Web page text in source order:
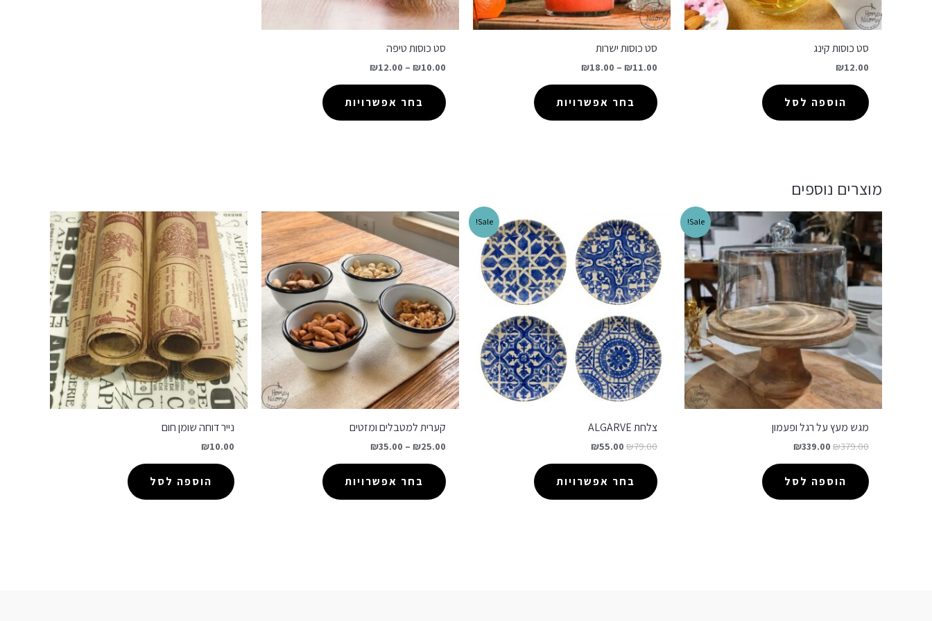
סט כוסות קינג
₪12.00
הוספה לסל
סט כוסות ישרות
₪11.00
–
₪18.00
בחר אפשרויות
סט כוסות טיפה
₪10.00
–
₪12.00
בחר אפשרויות
מוצרים נוספים
Sale!
מגש מעץ על רגל ופעמון
₪379.00
₪339.00
הוספה לסל
Sale!
צלחת ALGARVE
₪79.00
₪55.00
בחר אפשרויות
קערית למטבלים ומזטים
₪25.00
–
₪35.00
בחר אפשרויות
נייר דוחה שומן חום
₪10.00
הוספה לסל